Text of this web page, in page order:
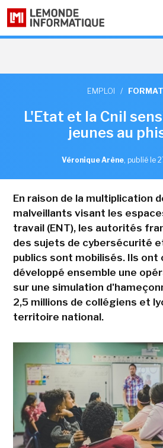
EMPLOI /
L'Etat et la Cnil
jeunes au
Véronique Arène, publié le
En raison de la multiplication
malveillants visant les
travail (ENT), les autorités
des sujets de cybersécurité
publics sont mobilisés. Ils ont
développé ensemble une
sur une simulation
2,5 millions de collégiens et
territoire national.